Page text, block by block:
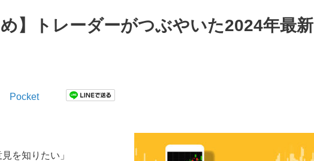
め】トレーダーがつぶやいた2024年最新
Pocket
を知りたい」